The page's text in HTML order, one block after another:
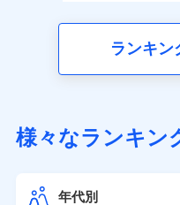
（https://
第一ネオ生命保険株式
ランキン
様々なランキン
年代別